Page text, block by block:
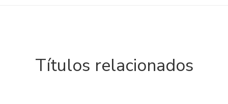
Títulos relacionados